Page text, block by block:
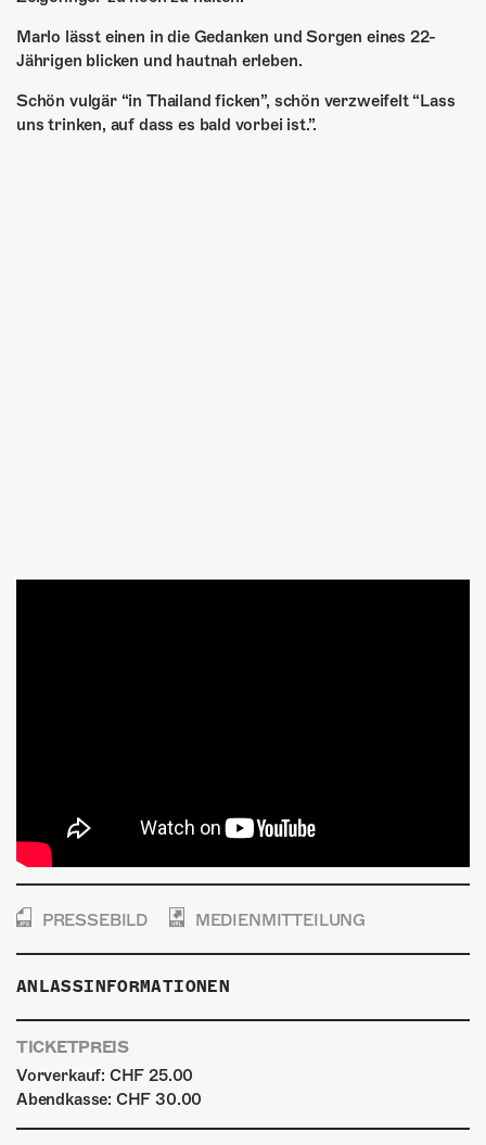
Marlo lässt einen in die Gedanken und Sorgen eines 22-
Jährigen blicken und hautnah erleben.
Schön vulgär “in Thailand ficken”, schön verzweifelt “Lass
uns trinken, auf dass es bald vorbei ist.”.
PRESSEBILD MEDIENMITTEILUNG
ANLASSINFORMATIONEN
TICKETPREIS
Vorverkauf: CHF 25.00
Abendkasse: CHF 30.00